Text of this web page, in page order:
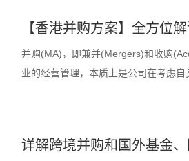
【香港并购方案】全方位
并购(MA)，即兼并(Mergers)和收购
业的经营管理，本质上是公司在考虑
详解跨境并购和国外基金